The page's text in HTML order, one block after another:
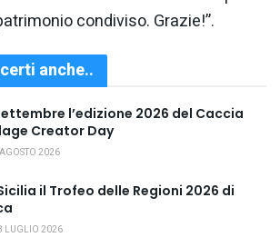
condiviso. Grazie!”.
anche..
l’edizione 2026 del Caccia
Creator Day
2026
il Trofeo delle Regioni 2026 di
LUGLIO 2026